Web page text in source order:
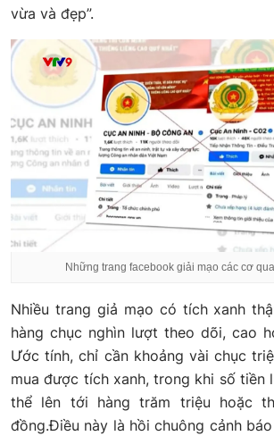
vừa và đẹp”.
Những trang facebook giải mạo các cơ
Nhiều trang giả mạo có tích xanh
hàng chục nghìn lượt theo dõi, cao
Ước tính, chỉ cần khoảng vài chục
mua được tích xanh, trong khi số tiền
thể lên tới hàng trăm triệu hoặc
đồng.Điều này là hồi chuông cảnh